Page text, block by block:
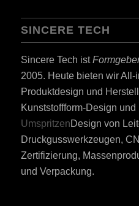
SINCERE TECH
Sincere Tech ist
2005. Heute bieten wir All-
Produktdesign und
Kunststoffform-Design
UmspritzenDesign von
Druckgusswerkzeugen,
Zertifizierung,
und Verpackung.